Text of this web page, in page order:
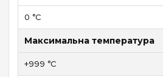
0 °C
Максимальна температура
+999 °C